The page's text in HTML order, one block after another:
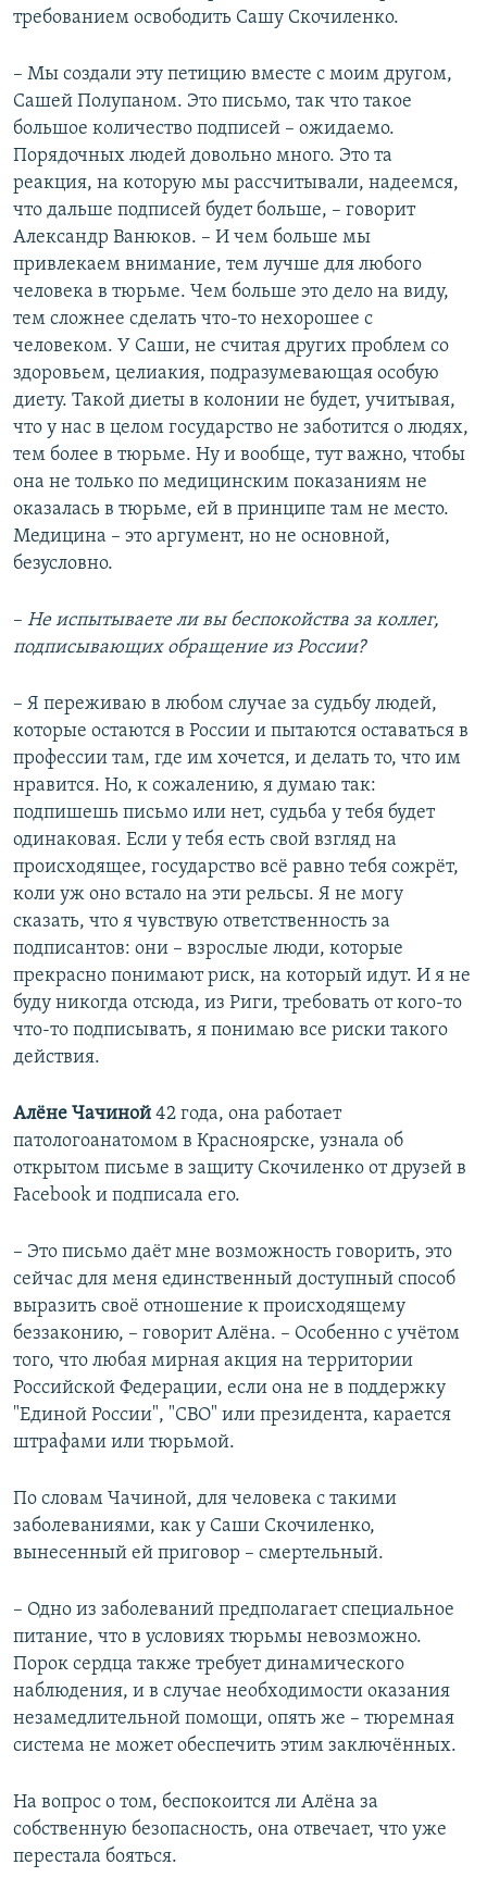
требованием освободить Сашу Скочиленко.
– Мы создали эту петицию вместе с моим другом,
Сашей Полупаном. Это письмо, так что такое
большое количество подписей – ожидаемо.
Порядочных людей довольно много. Это та
реакция, на которую мы рассчитывали, надеемся,
что дальше подписей будет больше, – говорит
Александр Ванюков. – И чем больше мы
привлекаем внимание, тем лучше для любого
человека в тюрьме. Чем больше это дело на виду,
тем сложнее сделать что-то нехорошее с
человеком. У Саши, не считая других проблем со
здоровьем, целиакия, подразумевающая особую
диету. Такой диеты в колонии не будет, учитывая,
что у нас в целом государство не заботится о людях,
тем более в тюрьме. Ну и вообще, тут важно, чтобы
она не только по медицинским показаниям не
оказалась в тюрьме, ей в принципе там не место.
Медицина – это аргумент, но не основной,
безусловно.
– Не испытываете ли вы беспокойства за коллег,
подписывающих обращение из России?
– Я переживаю в любом случае за судьбу людей,
которые остаются в России и пытаются оставаться в
профессии там, где им хочется, и делать то, что им
нравится. Но, к сожалению, я думаю так:
подпишешь письмо или нет, судьба у тебя будет
одинаковая. Если у тебя есть свой взгляд на
происходящее, государство всё равно тебя сожрёт,
коли уж оно встало на эти рельсы. Я не могу
сказать, что я чувствую ответственность за
подписантов: они – взрослые люди, которые
прекрасно понимают риск, на который идут. И я не
буду никогда отсюда, из Риги, требовать от кого-то
что-то подписывать, я понимаю все риски такого
действия.
Алёне Чачиной 42 года, она работает
патологоанатомом в Красноярске, узнала об
открытом письме в защиту Скочиленко от друзей в
Facebook и подписала его.
– Это письмо даёт мне возможность говорить, это
сейчас для меня единственный доступный способ
выразить своё отношение к происходящему
беззаконию, – говорит Алёна. – Особенно с учётом
того, что любая мирная акция на территории
Российской Федерации, если она не в поддержку
"Единой России", "СВО" или президента, карается
штрафами или тюрьмой.
По словам Чачиной, для человека с такими
заболеваниями, как у Саши Скочиленко,
вынесенный ей приговор – смертельный.
– Одно из заболеваний предполагает специальное
питание, что в условиях тюрьмы невозможно.
Порок сердца также требует динамического
наблюдения, и в случае необходимости оказания
незамедлительной помощи, опять же – тюремная
система не может обеспечить этим заключённых.
На вопрос о том, беспокоится ли Алёна за
собственную безопасность, она отвечает, что уже
перестала бояться.